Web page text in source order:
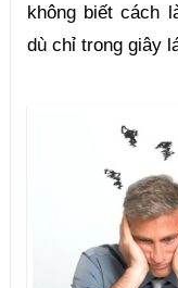
không biết cách
dù chỉ trong giây